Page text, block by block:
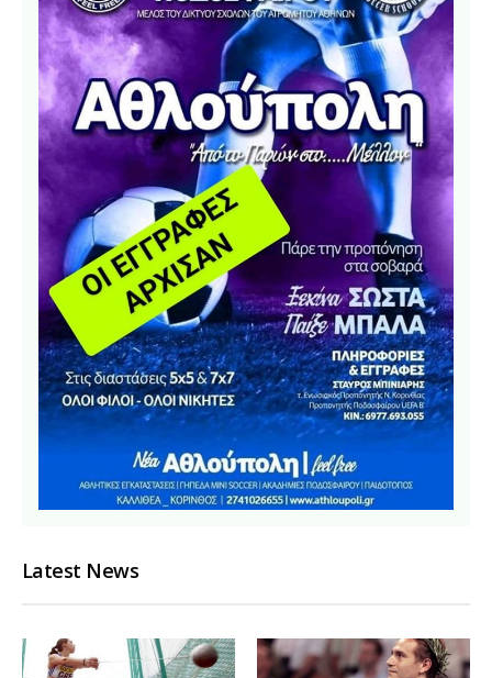
Latest News